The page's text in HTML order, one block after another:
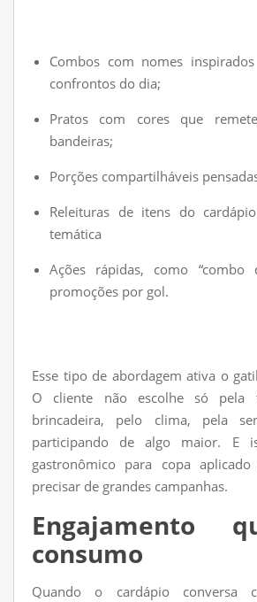
Combos com nomes
confrontos do dia;
Pratos com cores que
bandeiras;
Porções compartilháveis
Releituras de itens do
temática
Ações rápidas, como “combo
promoções por gol.
Esse tipo de abordagem ativa o
O cliente não escolhe só pela
brincadeira, pelo clima, pela
participando de algo maior. E
gastronômico para copa
precisar de grandes campanhas.
Engajamento
consumo
Quando o cardápio